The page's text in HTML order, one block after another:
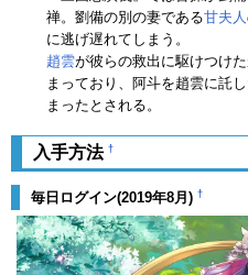
禅。劉備の別の妻である甘夫人
に逃げ遅れてしまう。
趙雲が彼らの救出に駆けつけ
まっており、阿斗を趙雲に託
まったとされる。
入手方法 †
毎日ログイン(2019年8月) †